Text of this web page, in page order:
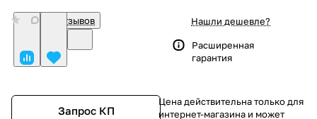
Нет отзывов
Запрос КП
Нашли дешевле?
Расширенная
гарантия
Цена действительна только для
интернет-магазина и может